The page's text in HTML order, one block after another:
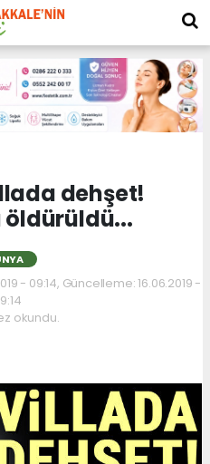
dehşet!
öldürüldü...
- 09:14, Güncelleme: 16.06.2019 -
okundu.